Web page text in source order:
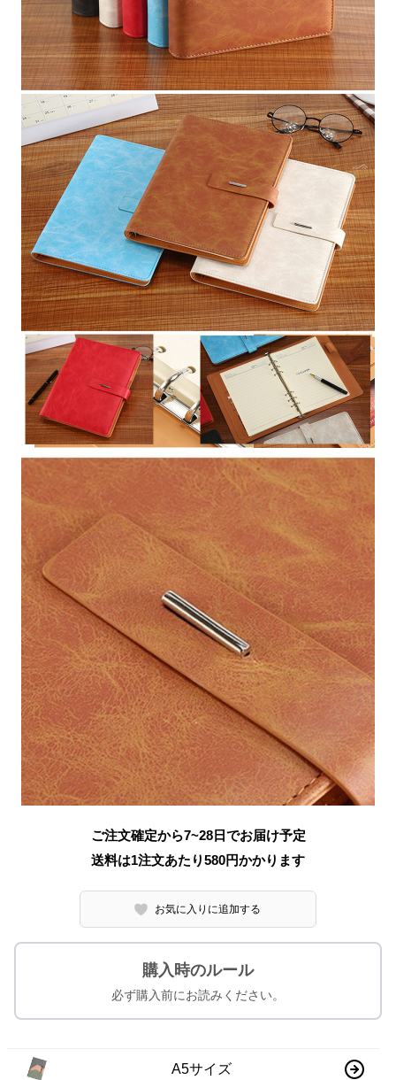
ご注文確定から7~28日でお届け予定
送料は1注文あたり580円かかります
お気に入りに追加する
購入時のルール
必ず購入前にお読みください。
A5サイズ